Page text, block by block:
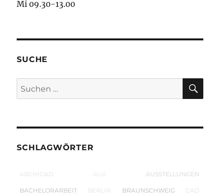
Mi 09.30-13.00
SUCHE
Suchen
nach:
SCHLAGWÖRTER
ARCHICAD AUA AUSSTELLUNGEN
BACHELORARBEIT BERLIN BRAUNSCHWEIG CAD